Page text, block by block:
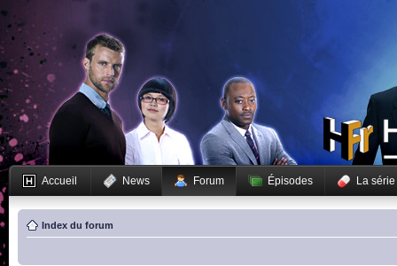
Accueil News Forum Épisodes La série
Index du forum